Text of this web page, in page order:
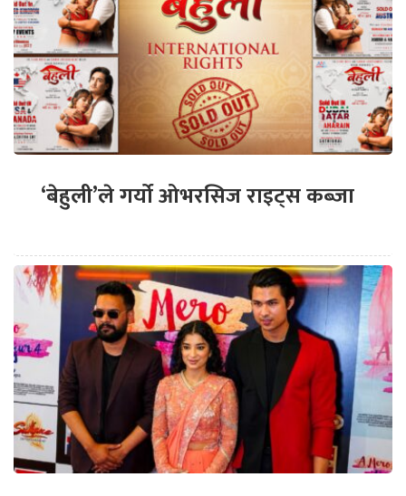
‘बेहुली’ले गर्यो ओभरसिज राइट्स कब्जा